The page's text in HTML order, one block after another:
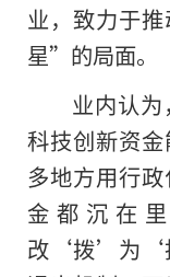
业，致力于
星”的局面。
业内认
科技创新资
多地方用行
金都沉在
改‘拨’为‘